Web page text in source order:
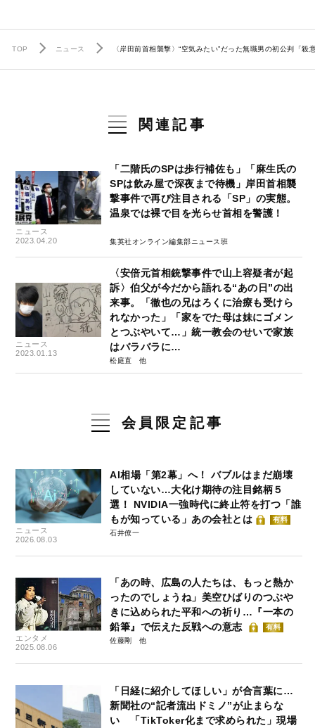
TOP ニュース 〈岸田前首相襲撃〉“空気みたい”だった無職男の初公判「
関連記事
ニュース
2023.04.20
「二階氏のSPは歩行補佐も」「麻生氏の
SPは飲み屋で深夜まで待機」岸田首相襲
撃事件で再び注目される「SP」の実態。
温泉では裸で目を光らせ首相を警護！
集英社オンライン編集部ニュース班
ニュース
2023.01.13
〈安倍元首相銃撃事件で山上容疑者が起
訴〉伯父が今だから語れる“あの日”の出
来事。「徹也の兄はろくに治療も受けら
れなかった」「家をでた母は妹にゴメン
とつぶやいて…」統一教会のせいで家族
はバラバラに…
松庭直
会員限定記事
ニュース
2026.08.03
AI相場「第2幕」へ！ バブルはまだ崩壊
していない…大化け期待の注目銘柄５
選！ NVIDIA一強時代に終止符を打つ「誰
もが知っている」あの会社とは
有料
石井僚一
エンタメ
2025.08.06
「あの時、広島の人たちは、もっと熱か
ったのでしょうね」美空ひばりのつぶや
きに込められた平和への祈り…『一本の
鉛筆』で伝えた反戦への意志
有料
佐藤剛
「日経に紹介してほしい」が合言葉に…
新聞社の“記者流出ドミノ”が止まらな
い 「TikToker化まで求められた」現場